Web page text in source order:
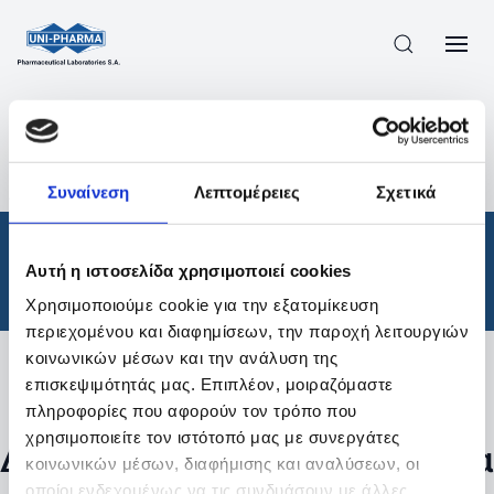
Συναίνεση Λεπτομέρειες Σχετικά
Αυτή η ιστοσελίδα χρησιμοποιεί cookies
Χρησιμοποιούμε cookie για την εξατομίκευση
περιεχομένου και διαφημίσεων, την παροχή λειτουργιών
κοινωνικών μέσων και την ανάλυση της
επισκεψιμότητάς μας. Επιπλέον, μοιραζόμαστε
πληροφορίες που αφορούν τον τρόπο που
χρησιμοποιείτε τον ιστότοπό μας με συνεργάτες
κοινωνικών μέσων, διαφήμισης και αναλύσεων, οι
οποίοι ενδεχομένως να τις συνδυάσουν με άλλες
ΠΡΟΪΟΝΤΑ
ΘΕΡΑΠΕΥΤΙΚΈΣ ΚΑΤΗΓΟΡΊΕΣ
/
ΑΠΟΤΕΛΕΣΜΑΤΑ ΑΝΑΖΗΤΗΣΗΣ
Θεραπευτικές Κατηγορίες
Φίλτρα
Δεν βρέθηκαν προϊόντα με τα